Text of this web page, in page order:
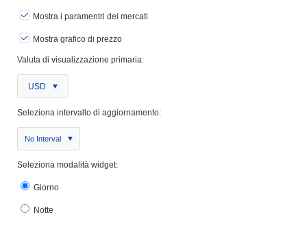
Mostra i paramentri dei mercati
Mostra grafico di prezzo
Valuta di visualizzazione primaria:
USD
Seleziona intervallo di aggiornamento:
No Interval
Seleziona modalità widget:
Giorno
Notte